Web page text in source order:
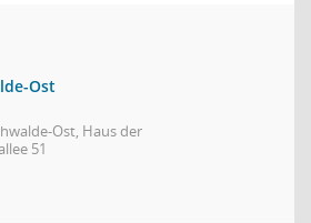
Ost
Ost, Haus der
51